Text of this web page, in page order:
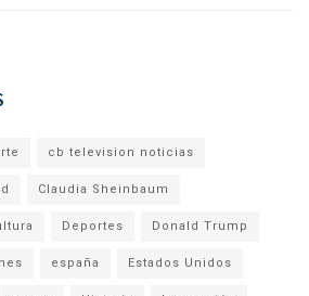
cb television noticias
Claudia Sheinbaum
Deportes Donald Trump
españa Estados Unidos